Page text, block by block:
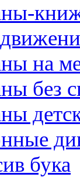
на
без
бука